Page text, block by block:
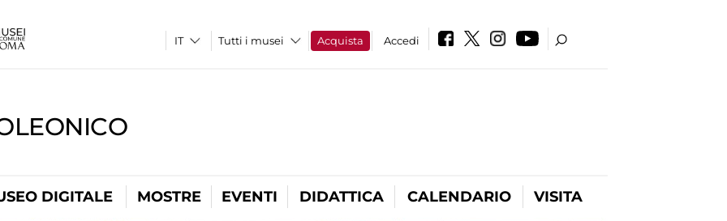
Tutti i musei Acquista Accedi
DIGITALE MOSTRE EVENTI DIDATTICA CALENDARIO VISITA